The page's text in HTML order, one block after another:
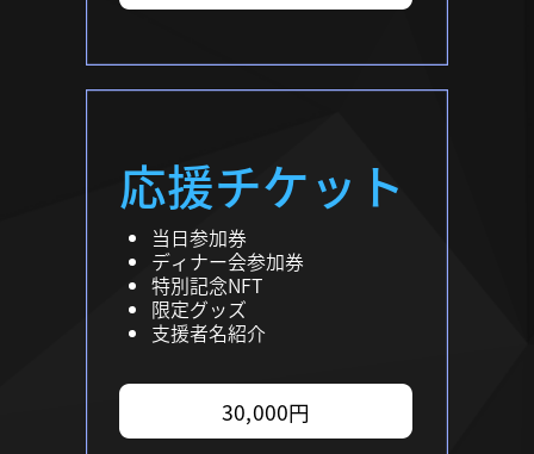
応援チケット
当日参加券
ディナー会参加券
特別記念NFT
限定グッズ
支援者名紹介
30,000円